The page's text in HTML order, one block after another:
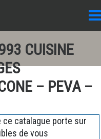
CUISINE
– PEVA –
ce catalague porte sur
de vous